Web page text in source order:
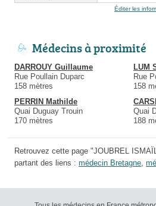
Éditer les
Médecins à proximité
DARROUY Guillaume
Rue Poullain Duparc
158 mètres
LUM
Rue
158
PERRIN Mathilde
Quai Duguay Trouin
170 mètres
Quai
188
Retrouvez cette page "JOUBREL
partant des liens : médecin Bretagne,